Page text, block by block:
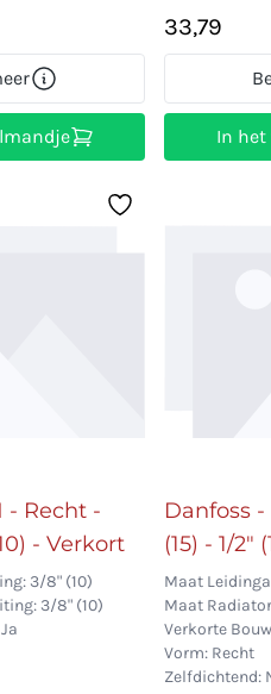
33,79
In
- Recht -
- Verkort
3/8" (10)
3/8" (10)
Danfoss -
(15) - 1/2"
Maat
Maat
Verkorte
Vorm: Recht
Zelfdichtend: